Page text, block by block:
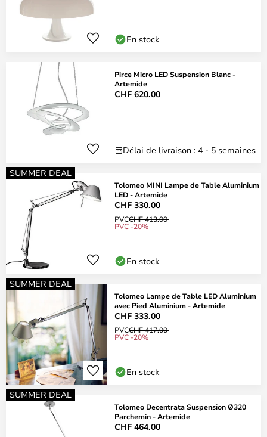
En stock
Pirce Micro LED Suspension Blanc -
Artemide
CHF 620.00
Délai de livraison : 4 - 5 semaines
SUMMER DEAL
Tolomeo MINI Lampe de Table Aluminium
LED - Artemide
CHF 330.00
PVCCHF 413.00
PVC -20%
En stock
SUMMER DEAL
Tolomeo Lampe de Table LED Aluminium
avec Pied Aluminium - Artemide
CHF 333.00
PVCCHF 417.00
PVC -20%
En stock
SUMMER DEAL
Tolomeo Decentrata Suspension Ø320
Parchemin - Artemide
CHF 464.00